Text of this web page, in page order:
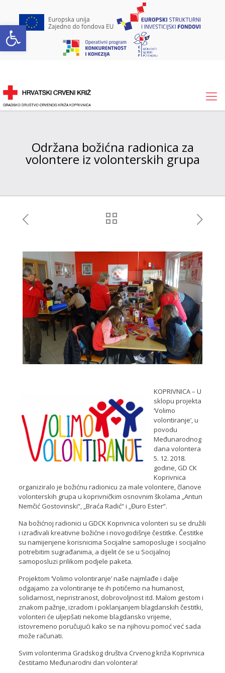
Open toolbar
Održana božićna radionica za
volontere iz volonterskih grupa
KOPRIVNICA – U
sklopu projekta
‘Volimo
volontiranje’, u
povodu
Međunarodnog
dana volontera
5. 12. 2018.
godine, GD CK
Koprivnica
organiziralo je božićnu radionicu za male volontere, članove
volonterskih grupa u koprivničkim osnovnim školama „Antun
Nemčić Gostovinski“, „Braća Radić“ i „Đuro Ester“.
Na božićnoj radionici u GDCK Koprivnica volonteri su se družili
i izrađivali kreativne božićne i novogodišnje čestitke. Čestitke
su namijenjene korisnicima Socijalne samoposluge i socijalno
potrebitim sugrađanima, a dijelit će se u Socijalnoj
samoposluzi prilikom podjele paketa.
Projektom ‘Volimo volontiranje’ naše najmlađe i dalje
odgajamo za volontiranje te ih potičemo na humanost,
solidarnost, nepristranost, dobrovoljnost itd. Malom gestom i
znakom pažnje, izradom i poklanjanjem blagdanskih čestitki,
volonteri će uljepšati nekome blagdansko vrijeme,
istovremeno poručujući kako se na njihovu pomoć već sada
može računati.
Svim volonterima Gradskog društva Crvenog križa Koprivnica
čestitamo Međunarodni dan volontera!